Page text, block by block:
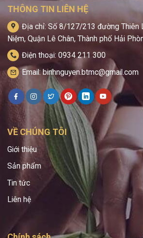
THÔNG TIN LIÊN HỆ
Địa chỉ: Số 8/127/213 đường Thiên
Niệm, Quận Lê Chân, Thành phố Hải
Điện thoại: 0934 211 300
Email: binhnguyen.btmc@gmail.com
VỀ CHÚNG TÔI
Giới thiệu
Sản phẩm
Tin tức
Liên hệ